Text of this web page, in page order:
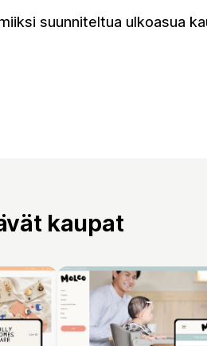
suunniteltua ulkoasua
kaupat